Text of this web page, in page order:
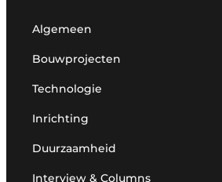
Algemeen
Bouwprojecten
Technologie
Inrichting
Duurzaamheid
Interview & Columns